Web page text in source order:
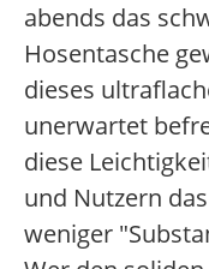
abends das
Hosentasche
dieses
unerwartet
diese
und Nutzern
weniger